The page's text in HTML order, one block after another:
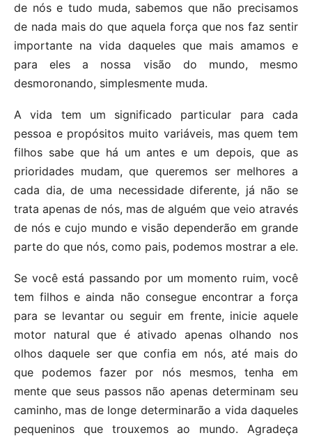
de nós e tudo muda, sabemos que não precisamos
de nada mais do que aquela força que nos faz sentir
importante na vida daqueles que mais amamos e
para eles a nossa visão do mundo, mesmo
desmoronando, simplesmente muda.
A vida tem um significado particular para cada
pessoa e propósitos muito variáveis, mas quem tem
filhos sabe que há um antes e um depois, que as
prioridades mudam, que queremos ser melhores a
cada dia, de uma necessidade diferente, já não se
trata apenas de nós, mas de alguém que veio através
de nós e cujo mundo e visão dependerão em grande
parte do que nós, como pais, podemos mostrar a ele.
Se você está passando por um momento ruim, você
tem filhos e ainda não consegue encontrar a força
para se levantar ou seguir em frente, inicie aquele
motor natural que é ativado apenas olhando nos
olhos daquele ser que confia em nós, até mais do
que podemos fazer por nós mesmos, tenha em
mente que seus passos não apenas determinam seu
caminho, mas de longe determinarão a vida daqueles
pequeninos que trouxemos ao mundo. Agradeça